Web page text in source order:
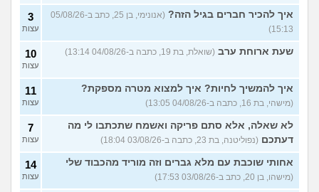
איך להכיר חברים בגיל הזה?
(אנונימי, בן 25, כתב ב-05/08/26
15:13)
3
עצות
שעת ארוחת ערב (שואלת, בת 19, כתבה ב-04/08/26 13:14) 10
עצות
איך להמשיך לחיות? איך למצוא מטרה מספקת?
(מישהי, בת 16, כתבה ב-04/08/26 13:05)
11
עצות
לא שאלה, אלא סתם פריקה ואשמח שתכתבו לי מה
דעתכם (נפוליטנה, בת 23, כתבה ב-03/08/26 18:04)
7
עצות
אחותי שוכבת עם מלא גברים וזה מוריד מהכבוד שלי
(מישהו, בן 20, כתב ב-03/08/26 17:53)
14
עצות